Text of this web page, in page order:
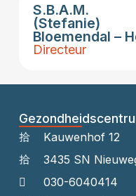
S.B.A.M.
(Stefanie)
Bloemendal –
Directeur
Kauwenhof 12
3435 SN
030-6040414